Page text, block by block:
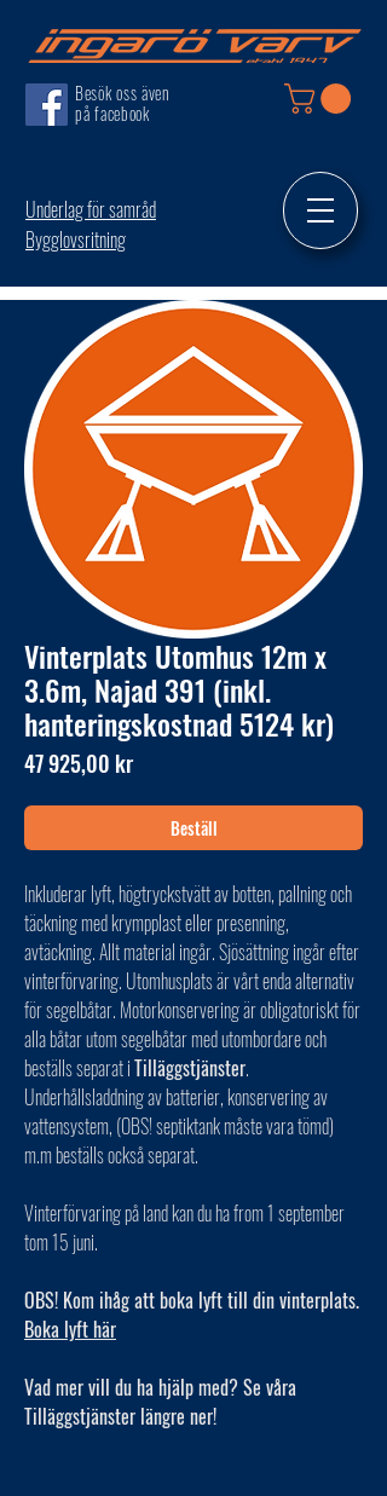
Besök oss även
på facebook
Underlag för samråd
Bygglovsritning
Vinterplats Utomhus 12m x
3.6m, Najad 391 (inkl.
hanteringskostnad 5124 kr)
47 925,00 krPris
Beställ
Inkluderar lyft, högtryckstvätt av botten, pallning och
täckning med krympplast eller presenning,
avtäckning. Allt material ingår. Sjösättning ingår efter
vinterförvaring. Utomhusplats är vårt enda alternativ
för segelbåtar. Motorkonservering är obligatoriskt för
alla båtar utom segelbåtar med utombordare och
beställs separat iTilläggstjänster.
Underhållsladdning av batterier, konservering av
vattensystem, (OBS! septiktank måste vara tömd)
m.m beställs också separat.
Vinterförvaring på land kan du ha from 1 september
tom 15 juni.
OBS! Kom ihåg att boka lyft till din vinterplats.
Boka lyft här
Vad mer vill du ha hjälp med? Se våra
Tilläggstjänster längre ner!